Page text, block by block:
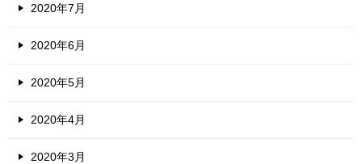
2020年7月
2020年6月
2020年5月
2020年4月
2020年3月